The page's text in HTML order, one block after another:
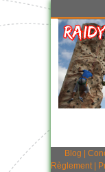
Blog
Règlement|